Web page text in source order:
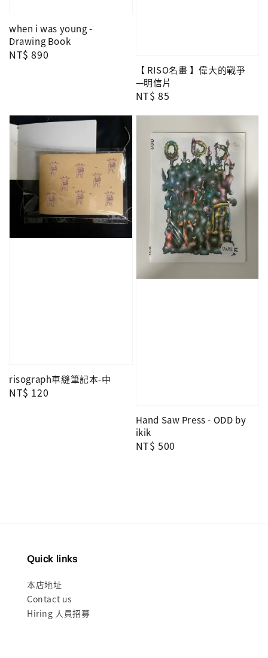
when i was young -
Drawing Book
Regular
NT$ 890
【 RISO名畫 】偉大的戰爭
—明信片
Regular
NT$ 85
risograph車縫筆記本-中
Regular
NT$ 120
Hand Saw Press - ODD by
ikik
Regular
NT$ 500
Quick links
本店地址
Contact us
Hiring 人員招募